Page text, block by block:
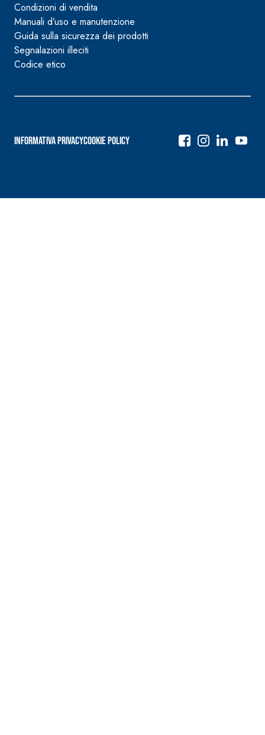
Condizioni di vendita
Manuali d’uso e manutenzione
Guida sulla sicurezza dei prodotti
Segnalazioni illeciti
Codice etico
Informativa PrivacyCookie Policy